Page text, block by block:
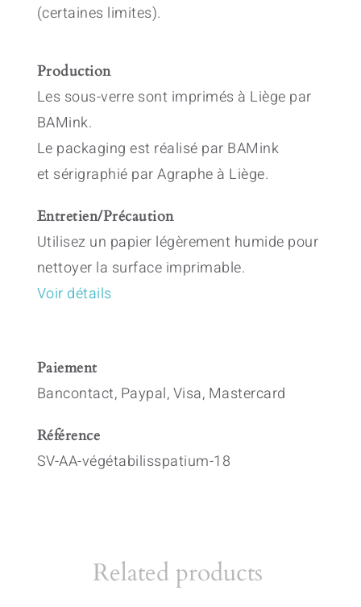
(certaines limites).
Production
Les sous-verre sont imprimés à Liège par
BAMink.
Le packaging est réalisé par BAMink
et sérigraphié par Agraphe à Liège.
Entretien/Précaution
Utilisez un papier légèrement humide pour
nettoyer la surface imprimable.
Voir détails
Paiement
Bancontact, Paypal, Visa, Mastercard
Référence
SV-AA-végétabilisspatium-18
Related products